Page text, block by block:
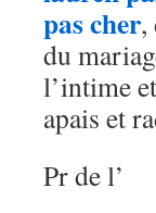
pas cher,
du
l’intime
apais et
Pr de l’